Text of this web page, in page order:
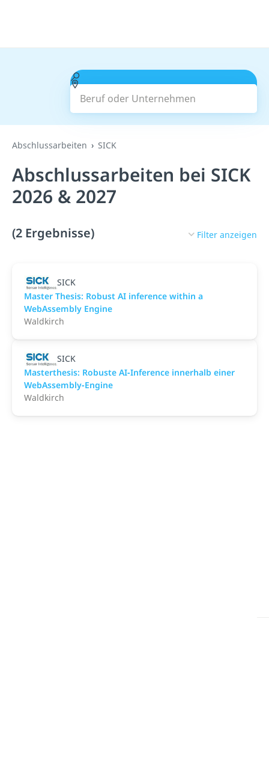
Beruf oder Unternehmen
Suchen
Abschlussarbeiten SICK
Abschlussarbeiten bei SICK
2026 & 2027
(2 Ergebnisse) Filter anzeigen
SICK
Master Thesis: Robust AI inference within a
WebAssembly Engine
Waldkirch
SICK
Masterthesis: Robuste AI‑Inference innerhalb einer
WebAssembly‑Engine
Waldkirch